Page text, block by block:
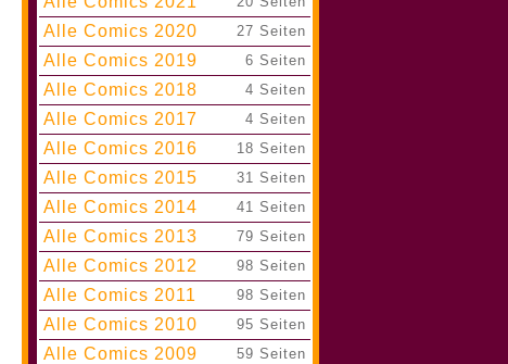
Alle Comics 2020 27 Seiten
Alle Comics 2019 6 Seiten
Alle Comics 2018 4 Seiten
Alle Comics 2017 4 Seiten
Alle Comics 2016 18 Seiten
Alle Comics 2015 31 Seiten
Alle Comics 2014 41 Seiten
Alle Comics 2013 79 Seiten
Alle Comics 2012 98 Seiten
Alle Comics 2011 98 Seiten
Alle Comics 2010 95 Seiten
Alle Comics 2009 59 Seiten